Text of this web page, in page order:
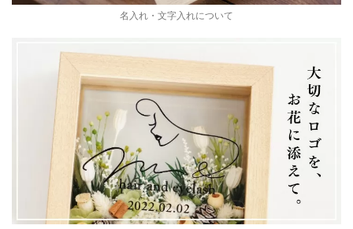
名入れ・文字入れについて